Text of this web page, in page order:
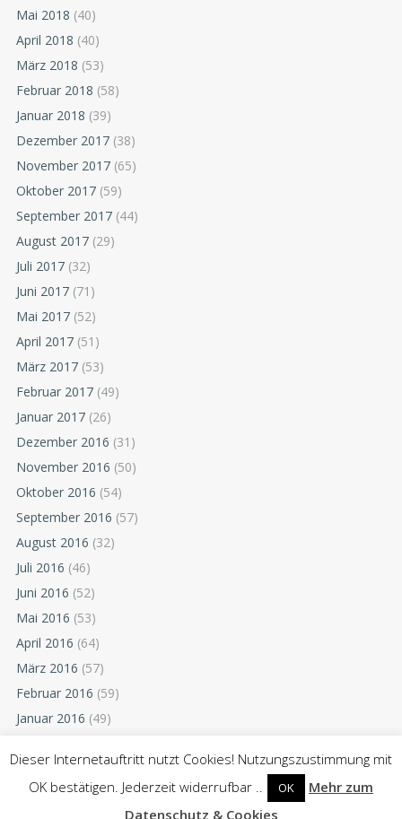
Mai 2018 (40)
April 2018 (40)
März 2018 (53)
Februar 2018 (58)
Januar 2018 (39)
Dezember 2017 (38)
November 2017 (65)
Oktober 2017 (59)
September 2017 (44)
August 2017 (29)
Juli 2017 (32)
Juni 2017 (71)
Mai 2017 (52)
April 2017 (51)
März 2017 (53)
Februar 2017 (49)
Januar 2017 (26)
Dezember 2016 (31)
November 2016 (50)
Oktober 2016 (54)
September 2016 (57)
August 2016 (32)
Juli 2016 (46)
Juni 2016 (52)
Mai 2016 (53)
April 2016 (64)
März 2016 (57)
Februar 2016 (59)
Januar 2016 (49)
November 2015(55)
Oktober 2015(54)
Dieser Internetauftritt nutzt Cookies! Nutzungszustimmung mit
OK bestätigen. Jederzeit widerrufbar ..
OK
Mehr zum
Datenschutz & Cookies